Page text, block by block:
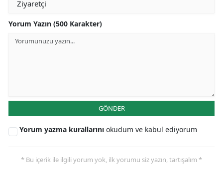
Yorum Yazın (500 Karakter)
GÖNDER
Yorum yazma kurallarını okudum ve kabul ediyorum
* Bu içerik ile ilgili yorum yok, ilk yorumu siz yazın, tartışalım *